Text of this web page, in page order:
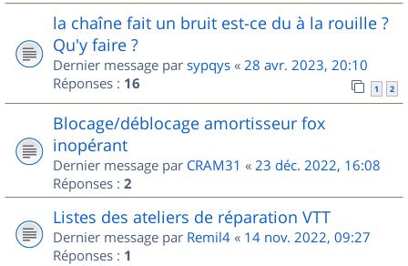
la chaîne fait un bruit est-ce du à la rouille ?
Qu'y faire ?
Dernier message par sypqys « 28 avr. 2023, 20:10
Réponses : 16 1 2
Blocage/déblocage amortisseur fox
inopérant
Dernier message par CRAM31 « 23 déc. 2022, 16:08
Réponses : 2
Listes des ateliers de réparation VTT
Dernier message par Remil4 « 14 nov. 2022, 09:27
Réponses : 1